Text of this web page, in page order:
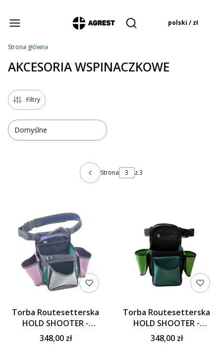
Otwórz wyszukiwarkę
Produkty w
polski / zł
Strona główna
AKCESORIA WSPINACZKOWE
Filtry
Domyślne
Strona z 3
Torba Routesetterska
HOLD SHOOTER -
Malachit/ Czarny/
348,00 zł
Torba Routesetterska
HOLD SHOOTER -
Grafit/Malachit/Zieleń
348,00 zł